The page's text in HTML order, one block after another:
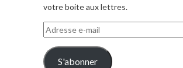
votre boite aux lettres.
Adresse
e-
mail
S'abonner